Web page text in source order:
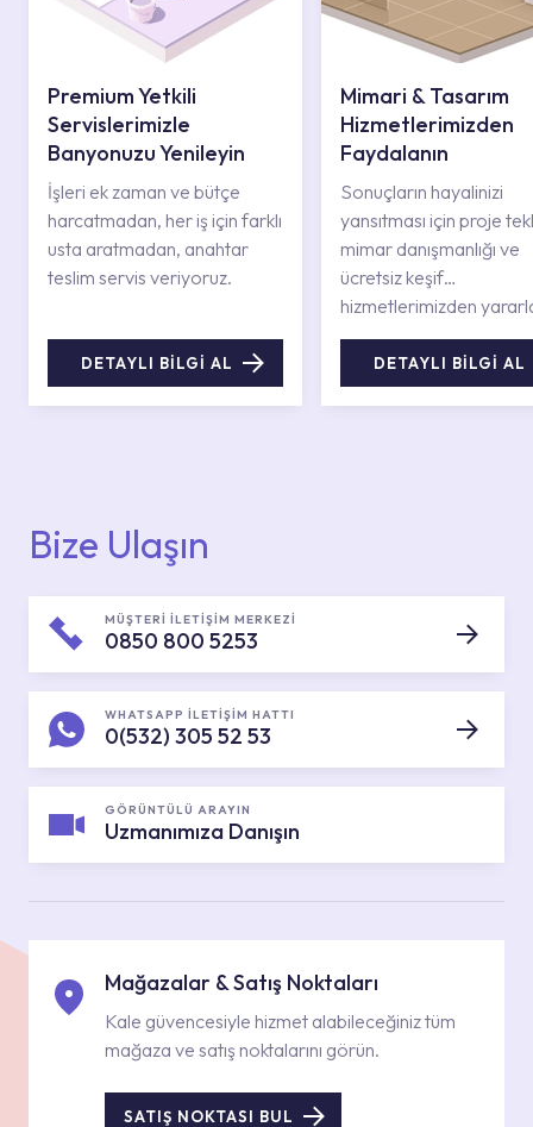
Premium Yetkili
Servislerimizle
Banyonuzu Yenileyin
İşleri ek zaman ve bütçe
harcatmadan, her iş için farklı
usta aratmadan, anahtar
teslim servis veriyoruz.
DETAYLI BİLGİ AL
Mimari & Tasarım
Hizmetlerimizden
Faydalanın
Sonuçların hayalinizi
yansıtması için proje
mimar danışmanlığı ve
ücretsiz keşif
hizmetlerimizden
DETAYLI BİLGİ AL
Bize Ulaşın
MÜŞTERİ İLETİŞİM MERKEZİ
0850 800 5253
WHATSAPP İLETİŞİM HATTI
0(532) 305 52 53
GÖRÜNTÜLÜ ARAYIN
Uzmanımıza Danışın
Mağazalar & Satış Noktaları
Kale güvencesiyle hizmet alabileceğiniz tüm
mağaza ve satış noktalarını görün.
SATIŞ NOKTASI BUL